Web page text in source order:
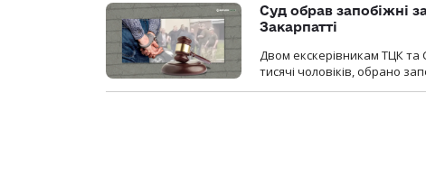
Суд обрав запобіжні
Закарпатті
Двом екскерівникам ТЦК та
тисячі чоловіків, обрано